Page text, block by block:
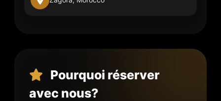
Pourquoi réserver
avec nous?